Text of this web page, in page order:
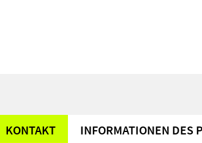
KONTAKT INFORMATIONEN DES